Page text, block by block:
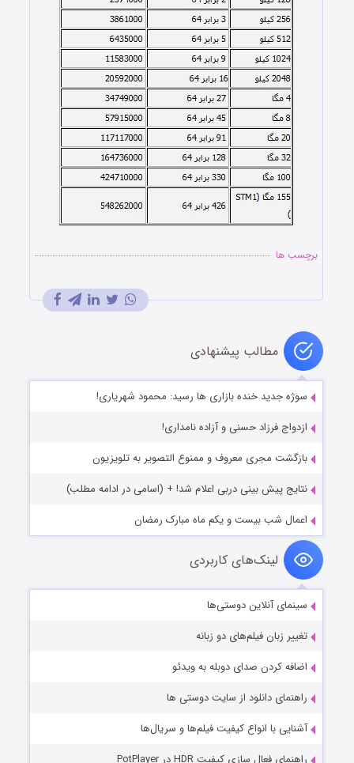
برچسب ها
مطالب پیشنهادی
سوژه جدید خنده بازاری ها رسید: محمود شهریاری!
ازدواج فرزاد حسنی و آزاده نامداری!
بازگشت مجری معروف و ممنوع التصویر به تلویزیون
نتایج پیش بینی دربی اعلام شد! + (اسامی در ادامه مطلب)
اعمال شب بيست و يكم ماه مبارک رمضان
لینک‌های کاربردی
سینمای آنلاین دوستی‌ها
تغییر زبان فیلم‌های دو زبانه
اضافه کردن صدای دوبله به ویدئو
راهنمای دانلود از سایت دوستی ها
آشنایی با انواع کیفیت فیلم‌ها و سریال‌ها
راهنمای فعال سازی کیفیت HDR در PotPlayer